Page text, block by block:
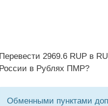
Перевести 2969.6 RUP в
России в Рублях ПМР?
Обменными пунктами